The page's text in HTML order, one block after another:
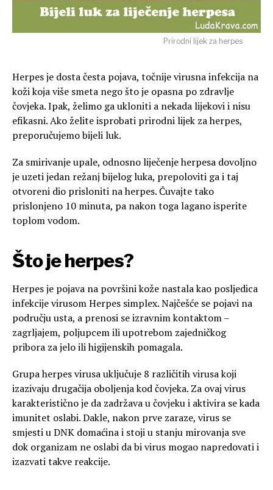
Prirodni lijek za herpes
Herpes je dosta česta pojava, točnije virusna infekcija na
koži koja više smeta nego što je opasna po zdravlje
čovjeka. Ipak, želimo ga ukloniti a nekada lijekovi i nisu
efikasni. Ako želite isprobati prirodni lijek za herpes,
preporučujemo bijeli luk.
Za smirivanje upale, odnosno liječenje herpesa dovoljno
je uzeti jedan režanj bijelog luka, prepoloviti ga i taj
otvoreni dio prisloniti na herpes. Čuvajte tako
prislonjeno 10 minuta, pa nakon toga lagano isperite
toplom vodom.
Što je herpes?
Herpes je pojava na površini kože nastala kao posljedica
infekcije virusom Herpes simplex. Najčešće se pojavi na
području usta, a prenosi se izravnim kontaktom –
zagrljajem, poljupcem ili upotrebom zajedničkog
pribora za jelo ili higijenskih pomagala.
Grupa herpes virusa uključuje 8 različitih virusa koji
izazivaju drugačija oboljenja kod čovjeka. Za ovaj virus
karakteristično je da zadržava u čovjeku i aktivira se kada
imunitet oslabi. Dakle, nakon prve zaraze, virus se
smjesti u DNK domaćina i stoji u stanju mirovanja sve
dok organizam ne oslabi da bi virus mogao napredovati i
izazvati takve reakcije.